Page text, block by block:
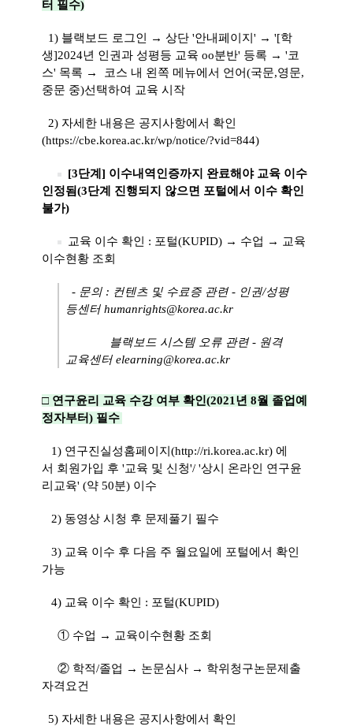
터 필수)
1) 블랙보드 로그인 → 상단 '안내페이지' → '[학
생]2024년 인권과 성평등 교육 oo분반' 등록 → '코
스' 목록 →
코스 내 왼쪽 메뉴에서 언어(국문,영문,
중문 중)선택하여 교육 시작
2) 자세한 내용은 공지사항에서 확인
(https://cbe.korea.ac.kr/wp/notice/?vid=844)
[3단계] 이수내역인증까지 완료해야 교육 이수
인정됨(3단계 진행되지 않으면 포털에서 이수 확인
불가)
교육 이수 확인 : 포털(KUPID) → 수업 → 교육
이수현황 조회
- 문의 : 컨텐츠 및 수료증 관련 - 인권/성평
등센터 humanrights@korea.ac.kr
블랙보드 시스템 오류 관련 - 원격
교육센터 elearning@korea.ac.kr
□ 연구윤리 교육 수강 여부 확인(2021년 8월 졸업예
정자부터) 필수
1) 연구진실성홈페이지(http://ri.korea.ac.kr) 에
서 회원가입 후 '교육 및 신청'/ '상시 온라인 연구윤
리교육' (약 50분) 이수
2) 동영상 시청 후 문제풀기 필수
3) 교육 이수 후 다음 주 월요일에 포털에서 확인
가능
4) 교육 이수 확인 : 포털(KUPID)
① 수업 → 교육이수현황 조회
② 학적/졸업 → 논문심사 → 학위청구논문제출
자격요건
5) 자세한 내용은 공지사항에서 확인